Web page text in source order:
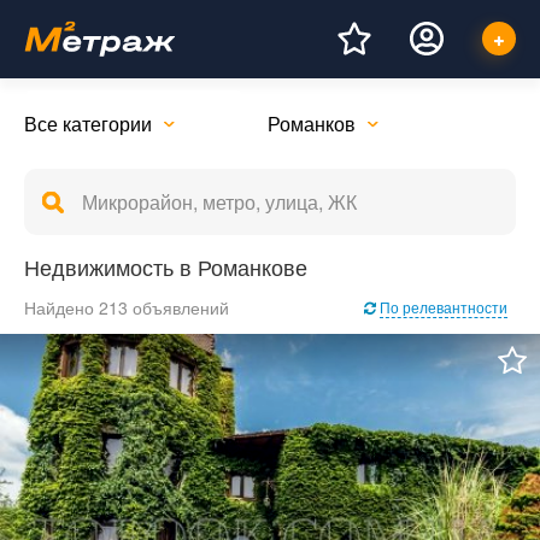
Все категории Романков
Недвижимость в Романкове
Найдено 213 объявлений По релевантности